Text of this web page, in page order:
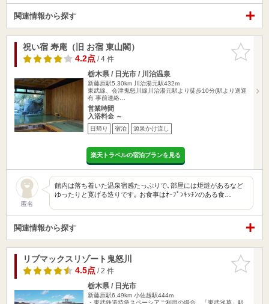
関連情報から探す
お気に入
りに追加
祝い宿 寿庵（旧 お宿 東山閣）
4.2点/ 4 件
栃木県 / 日光市 / 川治温泉
新藤原駅5.30km
川治湯元駅432m
東武線、会津鬼怒川線川治湯元駅より徒歩10分(駅より送迎
有 事前連絡…
営業時間
入浴料金 ～
日帰り 宿泊 源泉かけ流し
楽天トラベルの宿泊プランを見る
匿名
館内は落ち着いた温泉宿感たっぷりで､部屋には炬燵があるなど
ゆったりと寛げる造りです｡ お食事はｵｰﾌﾟﾝｷｯﾁﾝのある食…
関連情報から探す
お気に入
りに追加
リブマックスリゾート鬼怒川
4.5点/ 2 件
栃木県 / 日光市
新藤原駅6.49km 小佐越駅444m
・東武鉄道特急スペーシアご利用の場合、「東武浅草」駅